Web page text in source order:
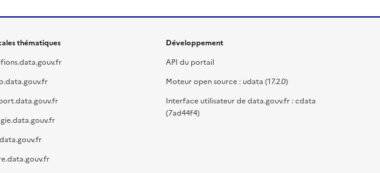
thématiques
Développement
API du portail
Moteur open source : udata (17.2.0)
Interface utilisateur de data.gouv.fr : cdata
(7ad44f4)